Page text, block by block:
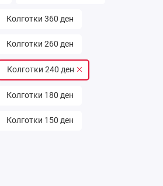
Колготки 360 ден
Колготки 260 ден
Колготки 240 ден
Колготки 180 ден
Колготки 150 ден